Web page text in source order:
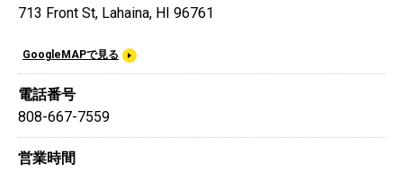
713 Front St, Lahaina, HI 96761
GoogleMAPで見る
電話番号
808-667-7559
営業時間